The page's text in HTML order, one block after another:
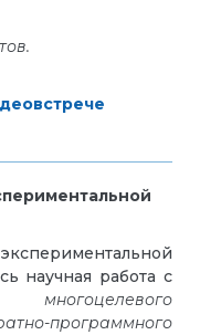
научная работа с
многоцелевого
программного